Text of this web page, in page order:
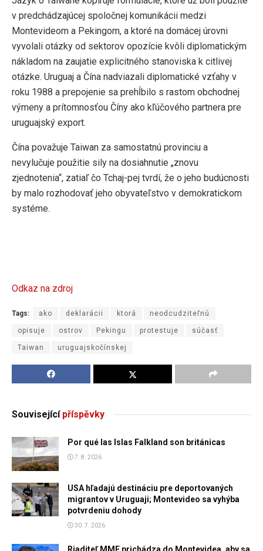
v predchádzajúcej spoločnej komunikácii medzi
Montevideom a Pekingom, a ktoré na domácej úrovni
vyvolali otázky od sektorov opozície kvôli diplomatickým
nákladom na zaujatie explicitného stanoviska k citlivej
otázke. Uruguaj a Čína nadviazali diplomatické vzťahy v
roku 1988 a prepojenie sa prehĺbilo s rastom obchodnej
výmeny a prítomnosťou Číny ako kľúčového partnera pre
uruguajský export.
Čína považuje Taiwan za samostatnú provinciu a
nevylučuje použitie sily na dosiahnutie „znovu
zjednotenia“, zatiaľ čo Tchaj-pej tvrdí, že o jeho budúcnosti
by malo rozhodovať jeho obyvateľstvo v demokratickom
systéme.
Odkaz na zdroj
Tags: ako deklarácii ktorá neodcudziteľnú
opisuje ostrov Pekingu protestuje súčasť
Taiwan uruguajskočínskej
Souvisejícípříspěvky
Por qué las Islas Falkland son británicas
7. 8. 2026
USA hľadajú destináciu pre deportovaných
migrantov v Uruguaji; Montevideo sa vyhýba
potvrdeniu dohody
30. 7. 2026
Riaditeľ MMF prichádza do Montevidea, aby sa